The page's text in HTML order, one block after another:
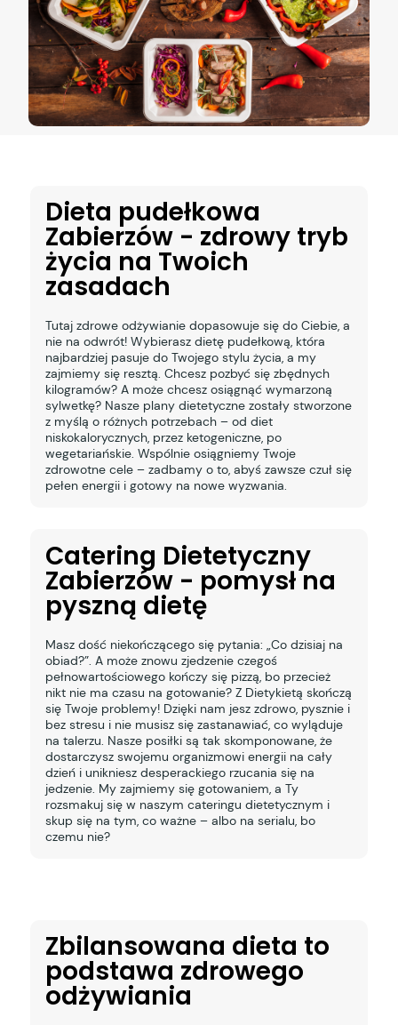
Dieta pudełkowa
Zabierzów - zdrowy tryb
życia na Twoich
zasadach
Tutaj zdrowe odżywianie dopasowuje się do Ciebie, a
nie na odwrót! Wybierasz dietę pudełkową, która
najbardziej pasuje do Twojego stylu życia, a my
zajmiemy się resztą. Chcesz pozbyć się zbędnych
kilogramów? A może chcesz osiągnąć wymarzoną
sylwetkę? Nasze plany dietetyczne zostały stworzone
z myślą o różnych potrzebach – od diet
niskokalorycznych, przez ketogeniczne, po
wegetariańskie. Wspólnie osiągniemy Twoje
zdrowotne cele – zadbamy o to, abyś zawsze czuł się
pełen energii i gotowy na nowe wyzwania.
Catering Dietetyczny
Zabierzów - pomysł na
pyszną dietę
Masz dość niekończącego się pytania: „Co dzisiaj na
obiad?”. A może znowu zjedzenie czegoś
pełnowartościowego kończy się pizzą, bo przecież
nikt nie ma czasu na gotowanie? Z Dietykietą skończą
się Twoje problemy! Dzięki nam jesz zdrowo, pysznie i
bez stresu i nie musisz się zastanawiać, co wyląduje
na talerzu. Nasze posiłki są tak skomponowane, że
dostarczysz swojemu organizmowi energii na cały
dzień i unikniesz desperackiego rzucania się na
jedzenie. My zajmiemy się gotowaniem, a Ty
rozsmakuj się w naszym cateringu dietetycznym i
skup się na tym, co ważne – albo na serialu, bo
czemu nie?
Zbilansowana dieta to
podstawa zdrowego
odżywiania